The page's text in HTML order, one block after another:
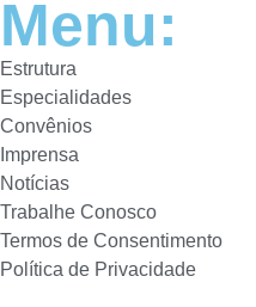
Menu:
Estrutura
Especialidades
Convênios
Imprensa
Notícias
Trabalhe Conosco
Termos de Consentimento
Política de Privacidade